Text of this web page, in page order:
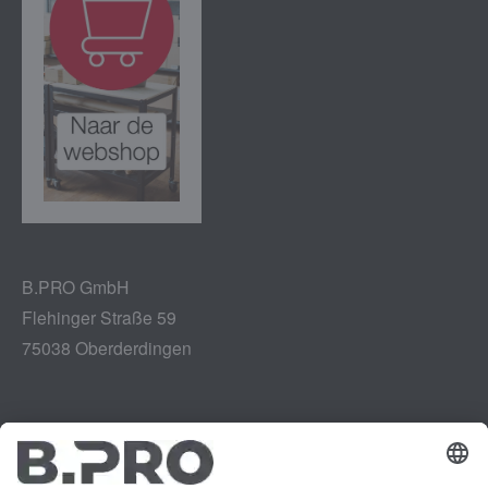
B.PRO GmbH
Flehinger Straße 59
75038 Oberderdingen
Impressum